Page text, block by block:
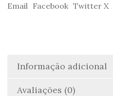
Email Facebook Twitter X
Informação adicional
Avaliações (0)